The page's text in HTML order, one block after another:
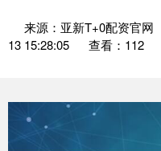
来源：亚新T+0配资官网
13 15:28:05
查看：112